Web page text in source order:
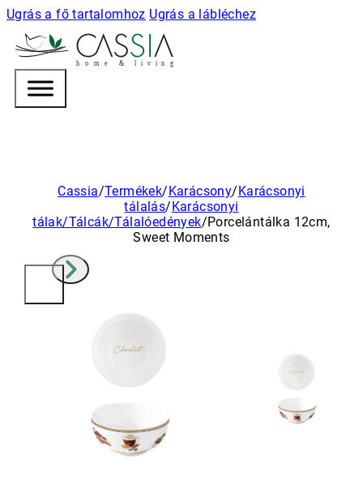
Ugrás a fő tartalomhoz Ugrás a lábléchez
h o m e & l i v i n g
Cassia/Termékek/Karácsony/Karácsonyi
tálalás/Karácsonyi
tálak/Tálcák/Tálalóedények/Porcelántálka 12cm,
Sweet Moments